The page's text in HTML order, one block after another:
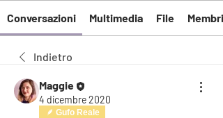
Conversazioni Multimedia File Membri
Indietro
Maggie
4 dicembre 2020
Gufo Reale